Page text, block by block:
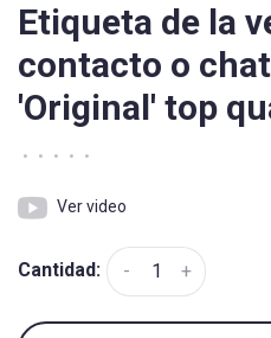
Etiqueta de la
contacto o
'Original' top
• • • • •
Ver video
Cantidad: +
-